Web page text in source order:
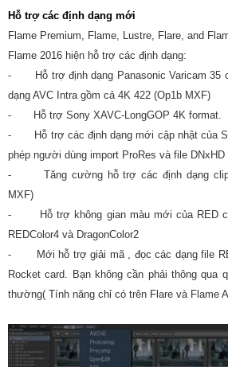
Hỗ trợ các định dạng mới
Flame Premium, Flame, Lustre, Flare, and
Flame 2016 hiện hỗ trợ các định dạng:
- Hỗ trợ định dạng Panasonic Varicam 35
dạng AVC Intra gồm cả 4K 422 (Op1b MXF)
- Hỗ trợ Sony XAVC-LongGOP 4K format.
- Hỗ trợ các định dạng mới cập nhật của
phép người dùng import ProRes và file DNxHD
- Tăng cường hỗ trợ các định dạng clip
MXF)
- Hỗ trợ không gian màu mới của RED
REDColor4 và DragonColor2
- Mới hỗ trợ giải mã , đọc các dạng file
Rocket card. Bạn không cần phải thông qua
thường( Tính năng chỉ có trên Flare và Flame